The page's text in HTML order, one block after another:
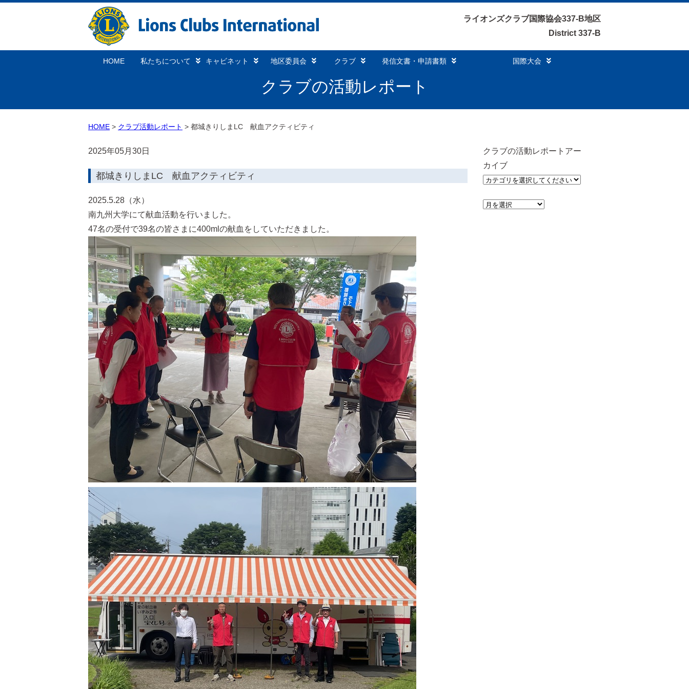
ライオンズクラブ国際協会337-B地区
District 337-B
HOME 私たちについて キャビネット 地区委員会 クラブ 発信文書・申請書類 国際大会
クラブの活動レポート
HOME クラブ活動レポート 都城きりしまLC 献血アクティビティ
2025年05月30日
都城きりしまLC 献血アクティビティ
2025.5.28（水）
南九州大学にて献血活動を行いました。
47名の受付で39名の皆さまに400mlの献血をしていただきました。
クラブの活動レポートアー
カイブ